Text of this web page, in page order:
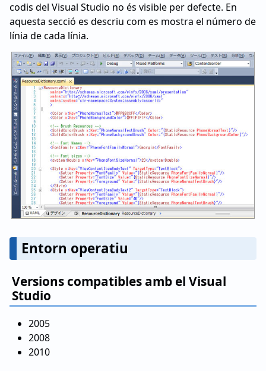
codis del Visual Studio no és visible per defecte. En
aquesta secció es descriu com es mostra el número de
línia de cada línia.
Entorn operatiu
Versions compatibles amb el Visual
Studio
2005
2008
2010